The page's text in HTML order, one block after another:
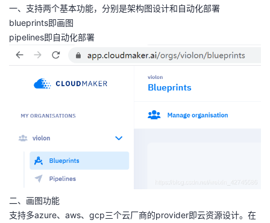
客
论
坛
的
圈
子
我
的
直
我
的
我
注
者
Programs
支
一、支持两个基本功能，分别是架构图设计和自动化部署
blueprints即画图
pipelines即自动化部署
二、画图功能
支持多azure、aws、gcp三个云厂商的provider即云资源设计。在